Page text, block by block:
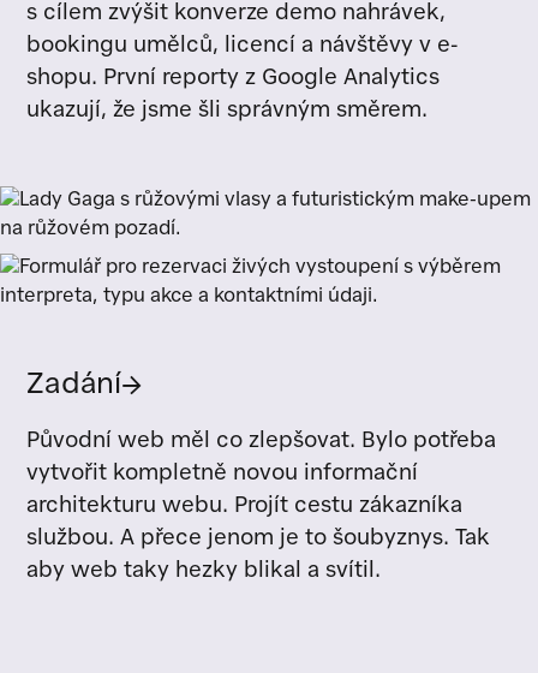
s cílem zvýšit konverze demo nahrávek,
bookingu umělců, licencí a návštěvy v e-
shopu. První reporty z Google Analytics
ukazují, že jsme šli správným směrem.
Zadání→
Původní web měl co zlepšovat. Bylo potřeba
vytvořit kompletně novou informační
architekturu webu. Projít cestu zákazníka
službou. A přece jenom je to šoubyznys. Tak
aby web taky hezky blikal a svítil.